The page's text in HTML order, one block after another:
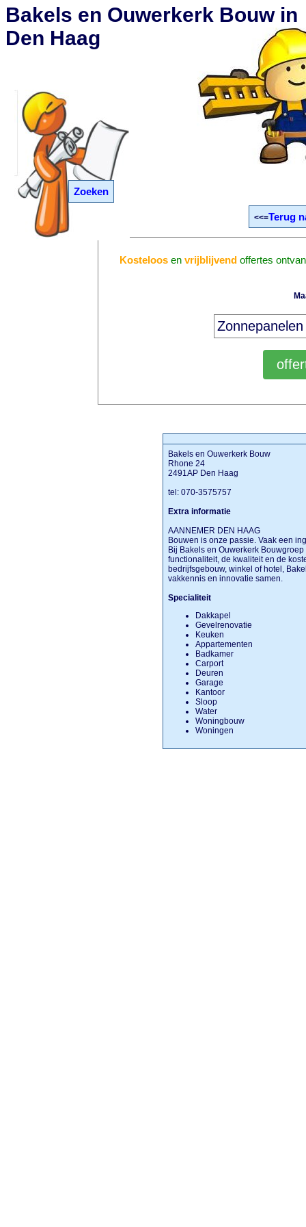
Zoeken
Bakels en Ouwerkerk Bouw in
Den Haag
<<=Terug
Kosteloos envrijblijvend offertes
Bakels en Ouwerkerk Bouw
Rhone 24
2491AP Den Haag
tel: 070-3575757
Extra informatie
AANNEMER DEN HAAG
Bouwen is onze passie. Vaak een
Bij Bakels en Ouwerkerk
functionaliteit, de kwaliteit en de
bedrijfsgebouw, winkel of hotel,
vakkennis en innovatie samen.
Specialiteit
Dakkapel
Gevelrenovatie
Keuken
Appartementen
Badkamer
Carport
Deuren
Garage
Kantoor
Sloop
Water
Woningbouw
Woningen